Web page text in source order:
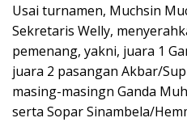
Usai turnamen, Muchsin
Sekretaris Welly,
pemenang, yakni, juara 1
juara 2 pasangan Akbar/
masing-masingn Ganda
serta Sopar Sinambela/